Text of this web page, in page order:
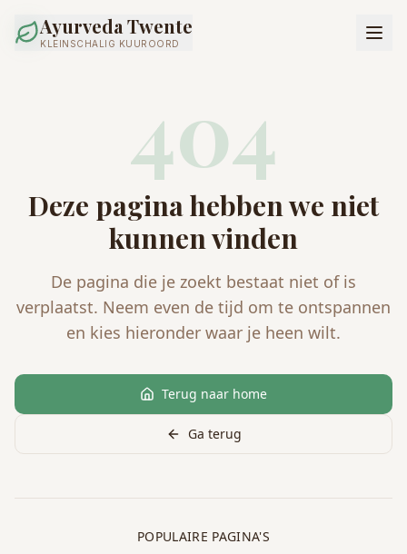
Ayurveda Twente
KLEINSCHALIG KUUROORD
404
Deze pagina hebben we niet
kunnen vinden
De pagina die je zoekt bestaat niet of is
verplaatst. Neem even de tijd om te ontspannen
en kies hieronder waar je heen wilt.
Terug naar home
Ga terug
POPULAIRE PAGINA'S